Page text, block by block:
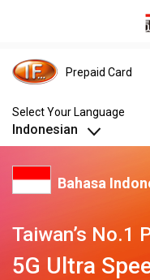
Prepaid Card
Select Your Language
Indonesian
Indonesian
English
Bahasa
Taiwan’s No.1
5G Ultra